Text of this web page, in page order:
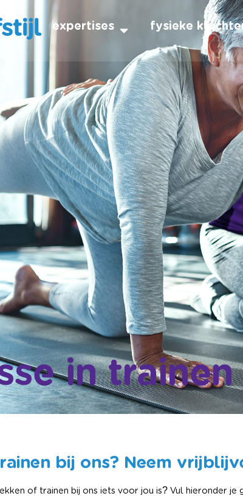
expertises fysieke
in trainen
bij ons? Neem
of trainen bij ons iets voor jou is? Vul hieronder